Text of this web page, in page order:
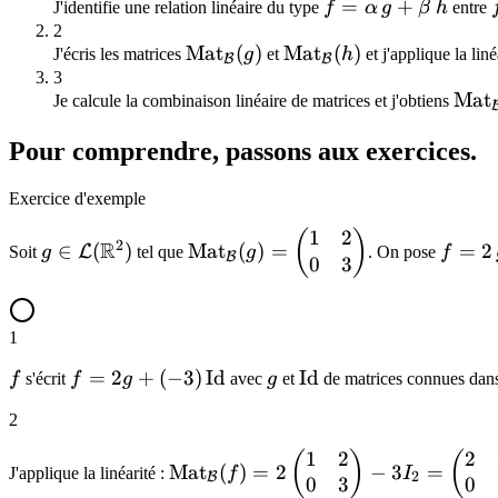
J'identifie une relation linéaire du type f =
g +
h
f = α g + β hentre f
2
J'écris les matrices \mathrm{Mat}_{\mathcal{B}}
MatB (g) et MatB (h) et j'applique la
3
Je calcule la combinaison linéaire de matrices et j'obtiens Mat
Pour comprendre, passons aux exercices.
Exercice d'exemple
Soit
g \in
\mathcal{L}
g ∈ L(R2) tel que
\mathrm{Mat}_{\mathcal{B}}
(g) = \begin{pmatrix} 1 & 2 \\
MatB(g) = ( 1
0
2
3 ) . On pose
f =
f = 2
1
ff s'écrit f = 2 g +
f = 2g + (−3) Id avec g
g et \mathrm{Id}
Id de matrices connues
2
J'applique la linéarité :
\mathrm{Mat}_{\mathcal{B}}
(f) = 2 \begin{pmatrix} 1 & 2
MatB ( f) = 2 (1
0
2
3 ) − 3I2 = (2
0